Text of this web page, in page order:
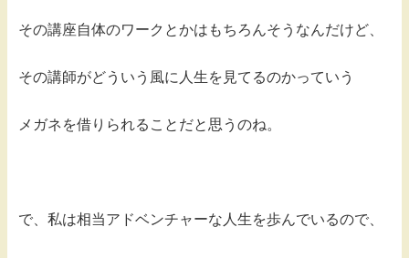
その講座自体のワークとかはもちろんそうなんだけど、
その講師がどういう風に人生を見てるのかっていう
メガネを借りられることだと思うのね。
で、私は相当アドベンチャーな人生を歩んでいるので、